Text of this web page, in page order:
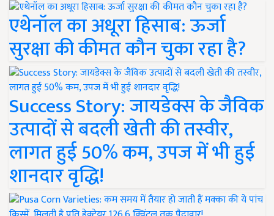
एथेनॉल का अधूरा हिसाब: ऊर्जा
सुरक्षा की कीमत कौन चुका रहा है?
Success Story: जायडेक्स के जैविक
उत्पादों से बदली खेती की तस्वीर,
लागत हुई 50% कम, उपज में भी हुई
शानदार वृद्धि!